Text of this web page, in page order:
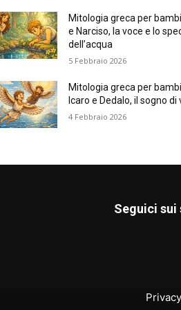
Mitologia greca per
e Narciso, la voce e lo
dell’acqua
5 Febbraio 2026
Mitologia greca per
Icaro e Dedalo, il sogno di
4 Febbraio 2026
Seguici sui